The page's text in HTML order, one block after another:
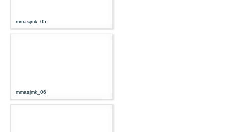
mmasjmk_05
mmasjmk_06